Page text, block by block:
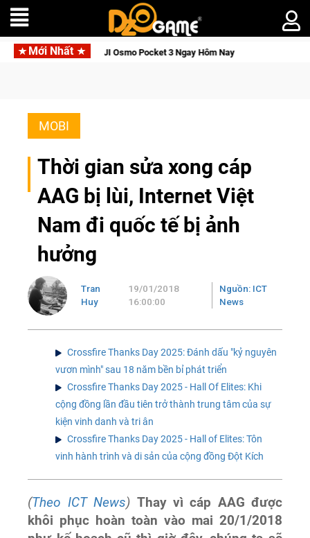
Mới Nhất
Tỉnh, Săn DJI Osmo Pocket 3 Ngay Hôm Nay
MOBI
Thời gian sửa xong cáp
AAG bị lùi, Internet Việt
Nam đi quốc tế bị ảnh
hưởng
Tran
Huy
19/01/2018
16:00:00
Nguồn: ICT
News
Crossfire Thanks Day 2025: Đánh dấu "kỷ nguyên
vươn mình" sau 18 năm bền bỉ phát triển
Crossfire Thanks Day 2025 - Hall Of Elites: Khi
cộng đồng lần đầu tiên trở thành trung tâm của sự
kiện vinh danh và tri ân
Crossfire Thanks Day 2025 - Hall of Elites: Tôn
vinh hành trình và di sản của cộng đồng Đột Kích
(Theo ICT News) Thay vì cáp AAG được
khôi phục hoàn toàn vào mai 20/1/2018